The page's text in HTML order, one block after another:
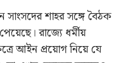
সাংসদের শাহর সঙ্গে বৈঠক
রাজ্যে ধর্মীয়
আইন প্রয়োগ নিয়ে যে